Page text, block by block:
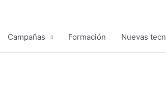
Campañas Formación Nuevas